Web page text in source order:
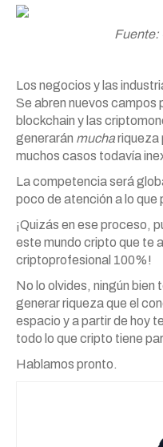
Fuente:
Los negocios y las
Se abren nuevos campos
blockchain y las
generarán muchariqueza
muchos casos todavía
La competencia será
poco de atención a lo
¡Quizás en ese proceso,
este mundo cripto que te
criptoprofesional 100%!
No lo olvides, ningún
generar riqueza que el
espacio y a partir de hoy
todo lo que cripto tiene
Hablamos pronto.